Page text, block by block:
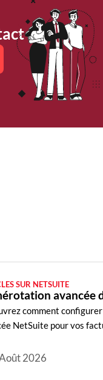
SUR NETSUITE
avancée
comment
NetSuite pour vos
2026